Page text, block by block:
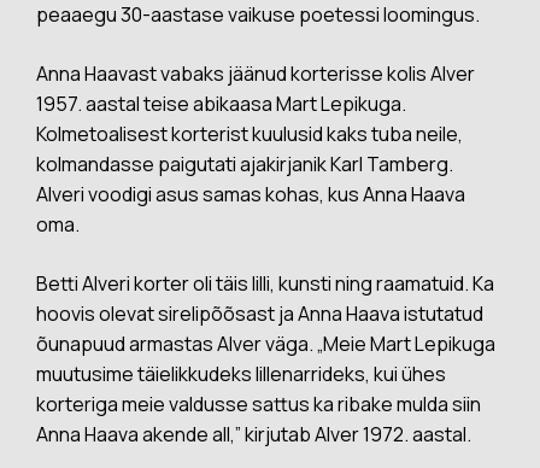
peaaegu 30-aastase vaikuse poetessi loomingus.
Anna Haavast vabaks jäänud korterisse kolis Alver
1957. aastal teise abikaasa Mart Lepikuga.
Kolmetoalisest korterist kuulusid kaks tuba neile,
kolmandasse paigutati ajakirjanik Karl Tamberg.
Alveri voodigi asus samas kohas, kus Anna Haava
oma.
Betti Alveri korter oli täis lilli, kunsti ning raamatuid. Ka
hoovis olevat sirelipõõsast ja Anna Haava istutatud
õunapuud armastas Alver väga. „Meie Mart Lepikuga
muutusime täielikkudeks lillenarrideks, kui ühes
korteriga meie valdusse sattus ka ribake mulda siin
Anna Haava akende all,” kirjutab Alver 1972. aastal.